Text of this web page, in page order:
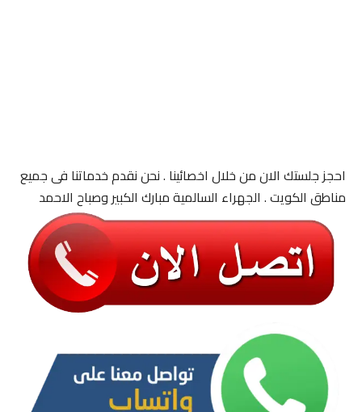
احجز جلستك الان من خلال اخصائينا . نحن نقدم خدماتنا فى جميع
مناطق الكويت . الجهراء السالمية مبارك الكبير وصباح الاحمد